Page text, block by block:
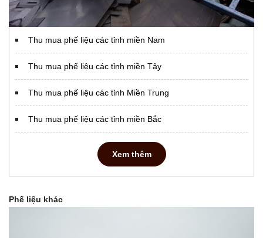
Thu mua phế liệu các tỉnh miền Nam
Thu mua phế liệu các tỉnh miền Tây
Thu mua phế liệu các tỉnh Miền Trung
Thu mua phế liệu các tỉnh miền Bắc
Xem thêm
Phế liệu khác